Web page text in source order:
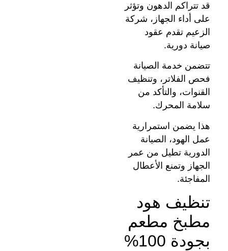
قد تتراكم الدهون وتؤثر
على أداء الجهاز، شركة
الزعيم تقدم عقود
صيانة دورية.
تتضمن خدمة الصيانة
فحص الفلاتر، وتنظيف
القنوات، والتأكد من
سلامة المحرك.
هذا يضمن استمرارية
عمل الهود، الصيانة
الدورية تطيل من عمر
الجهاز وتمنع الأعطال
المفاجئة.
تنظيف هود
مطبخ مطعم
بجودة 100%